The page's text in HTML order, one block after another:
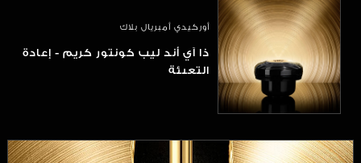
أوركيدي أمبريال بلاك
ذا آي أند ليب كونتور كريم - إعادة
التعبئة